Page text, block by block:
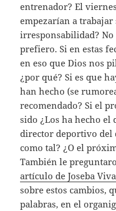
entrenador? El
empezarían a trabajar
irresponsabilidad? No
prefiero. Si en estas
en eso que Dios nos
¿por qué? Si es que
han hecho (se
recomendado? Si el
sido ¿Los ha hecho el
director deportivo del
como tal? ¿O el
También le
artículo de Joseba
sobre estos cambios,
palabras, en el